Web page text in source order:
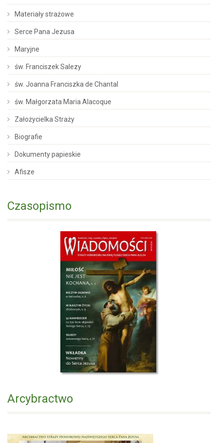
Materiały strażowe
Serce Pana Jezusa
Maryjne
św. Franciszek Salezy
św. Joanna Franciszka de Chantal
św. Małgorzata Maria Alacoque
Założycielka Straży
Biografie
Dokumenty papieskie
Afisze
Czasopismo
Arcybractwo